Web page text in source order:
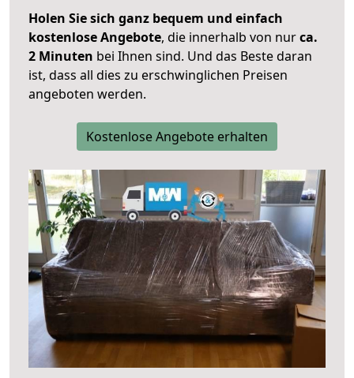
Holen Sie sich ganz bequem und einfach
kostenlose Angebote, die innerhalb von nurca.
2 Minuten bei Ihnen sind. Und das Beste daran
ist, dass all dies zu erschwinglichen Preisen
angeboten werden.
Kostenlose Angebote erhalten